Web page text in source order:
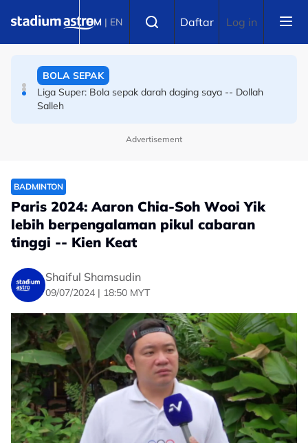
BM | EN Daftar Log in
Bola sepak Korea Selatan goncang lagi, hiburan seks
BOLA SEPAK
Liga Super: Bola sepak darah daging saya -- Dollah
Salleh
Advertisement
BADMINTON
Paris 2024: Aaron Chia-Soh Wooi Yik
lebih berpengalaman pikul cabaran
tinggi -- Kien Keat
Shaiful Shamsudin
09/07/2024 | 18:50 MYT